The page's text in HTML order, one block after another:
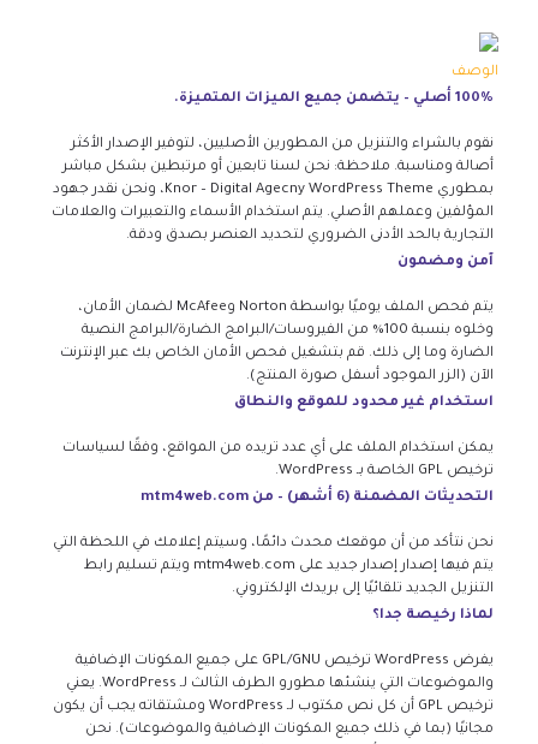
الوصف
100% أصلي – يتضمن جميع الميزات المتميزة.
نقوم بالشراء والتنزيل من المطورين الأصليين، لتوفير الإصدار الأكثر
أصالة ومناسبة. ملاحظة: نحن لسنا تابعين أو مرتبطين بشكل مباشر
بمطوري Knor – Digital Agecny WordPress Theme، ونحن نقدر جهود
المؤلفين وعملهم الأصلي. يتم استخدام الأسماء والتعبيرات والعلامات
التجارية بالحد الأدنى الضروري لتحديد العنصر بصدق ودقة.
آمن ومضمون
يتم فحص الملف يوميًا بواسطة Norton وMcAfee لضمان الأمان،
وخلوه بنسبة 100% من الفيروسات/البرامج الضارة/البرامج النصية
الضارة وما إلى ذلك. قم بتشغيل فحص الأمان الخاص بك عبر الإنترنت
الآن (الزر الموجود أسفل صورة المنتج).
استخدام غير محدود للموقع والنطاق
يمكن استخدام الملف على أي عدد تريده من المواقع، وفقًا لسياسات
ترخيص GPL الخاصة بـ WordPress.
التحديثات المضمنة (6 أشهر) – من mtm4web.com
نحن نتأكد من أن موقعك محدث دائمًا، وسيتم إعلامك في اللحظة التي
يتم فيها إصدار إصدار جديد على mtm4web.com ويتم تسليم رابط
التنزيل الجديد تلقائيًا إلى بريدك الإلكتروني.
لماذا رخيصة جدا؟
يفرض WordPress ترخيص GPL/GNU على جميع المكونات الإضافية
والموضوعات التي ينشئها مطورو الطرف الثالث لـ WordPress. يعني
ترخيص GPL أن كل نص مكتوب لـ WordPress ومشتقاته يجب أن يكون
مجانيًا (بما في ذلك جميع المكونات الإضافية والموضوعات). نحن